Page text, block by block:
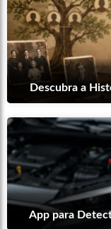
Descubra a
App para